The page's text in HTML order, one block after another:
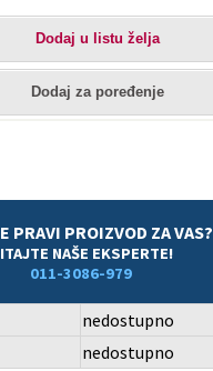
Dodaj u listu želja
Dodaj za poređenje
PRAVI PROIZVOD ZA VAS?
NAŠE EKSPERTE!
011-3086-979
nedostupno
nedostupno